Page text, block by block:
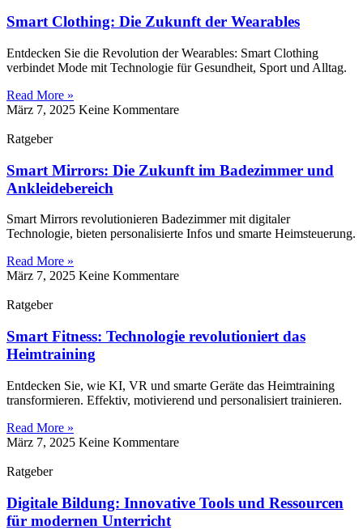
Smart Clothing: Die Zukunft der Wearables
Entdecken Sie die Revolution der Wearables: Smart Clothing
verbindet Mode mit Technologie für Gesundheit, Sport und Alltag.
Read More »
März 7, 2025 Keine Kommentare
Ratgeber
Smart Mirrors: Die Zukunft im Badezimmer und
Ankleidebereich
Smart Mirrors revolutionieren Badezimmer mit digitaler
Technologie, bieten personalisierte Infos und smarte Heimsteuerung.
Read More »
März 7, 2025 Keine Kommentare
Ratgeber
Smart Fitness: Technologie revolutioniert das
Heimtraining
Entdecken Sie, wie KI, VR und smarte Geräte das Heimtraining
transformieren. Effektiv, motivierend und personalisiert trainieren.
Read More »
März 7, 2025 Keine Kommentare
Ratgeber
Digitale Bildung: Innovative Tools und Ressourcen
für modernen Unterricht